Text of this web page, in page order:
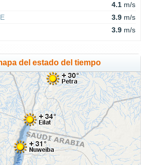
4.1 m/s
3.9 m/s
3.9 m/s
del estado del tiempo